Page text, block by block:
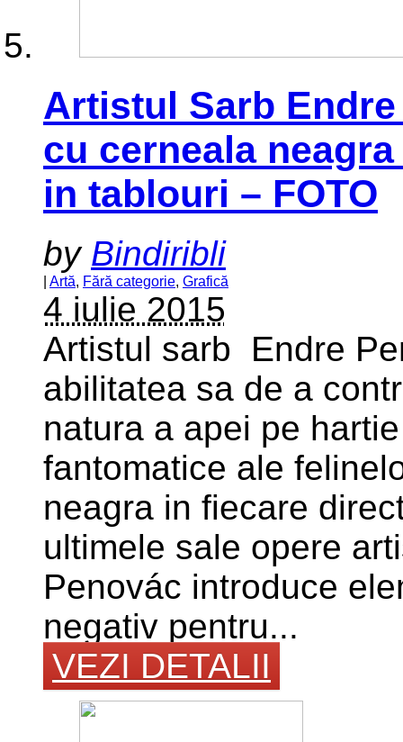
Artistul Sarb
cu cerneala
in tablouri – FOTO
by Bindiribli
Artă, Fără categorie, Grafică
4 iulie 2015
Artistul sarb Endre
abilitatea sa de a
natura a apei pe
fantomatice ale
neagra in fiecare
ultimele sale opere
Penovác introduce
negativ pentru...
VEZI DETALII